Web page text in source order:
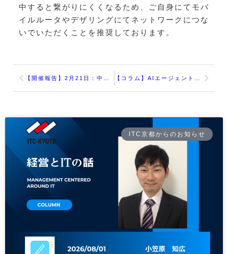
中すると繋がりにくくなるため、ご自身にてモバ
イルルータやデザリングにてネットワークにつな
いでいただくことを推奨しております。
ITC京都からのお知らせ